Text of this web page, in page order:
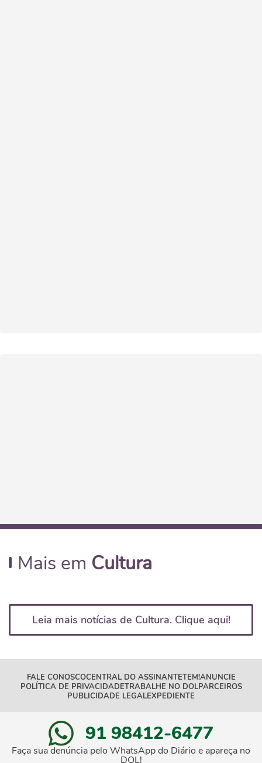
Mais em Cultura
Leia mais notícias de Cultura. Clique aqui!
FALE CONOSCOCENTRAL DO ASSINANTETEM!ANUNCIE
POLÍTICA DE PRIVACIDADETRABALHE NO DOLPARCEIROS
PUBLICIDADE LEGALEXPEDIENTE
91 98412-6477
Faça sua denúncia pelo WhatsApp do Diário e apareça no
DOL!